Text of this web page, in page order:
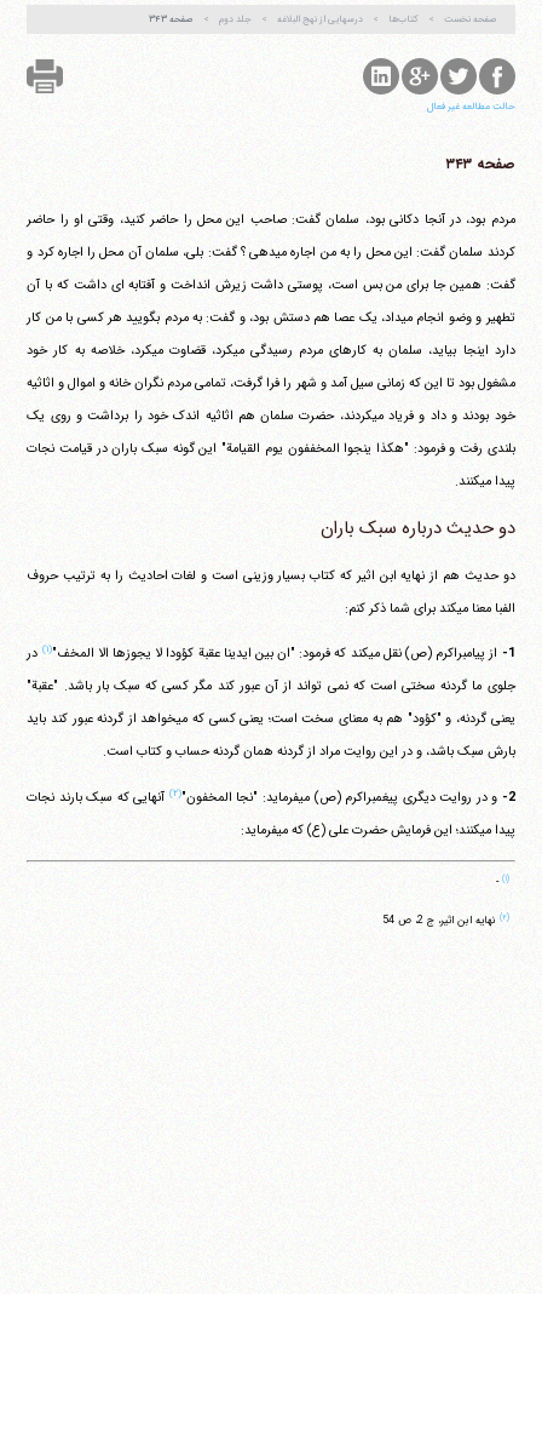
صفحه نخست کتاب‌ها درسهایی از نهج البلاغه جلد دوم صفحه ۳۴۳
حالت مطالعه غیر فعال
صفحه ۳۴۳
مردم بود، در آنجا دکانی بود، سلمان گفت: صاحب این محل را حاضر کنید، وقتی او را حاضر
کردند سلمان گفت: این محل را به من اجاره می‎دهی ؟ گفت: بلی، سلمان آن محل را اجاره کرد و
گفت: همین جا برای من بس است، پوستی داشت زیرش انداخت و آفتابه ای داشت که با آن
تطهیر و وضو انجام می‎داد، یک عصا هم دستش بود، و گفت: به مردم بگویید هر کسی با من کار
دارد اینجا بیاید، سلمان به کارهای مردم رسیدگی می‎کرد، قضاوت می‎کرد، خلاصه به کار خود
مشغول بود تا این که زمانی سیل آمد و شهر را فرا گرفت، تمامی مردم نگران خانه و اموال و اثاثیه
خود بودند و داد و فریاد می‎کردند، حضرت سلمان هم اثاثیه اندک خود را برداشت و روی یک
بلندی رفت و فرمود: "هکذا ینجوا المخففون یوم القیامة" این گونه سبک باران در قیامت نجات
پیدا می‎کنند.
دو حدیث درباره سبک باران
دو حدیث هم از نهایه ابن اثیر که کتاب بسیار وزینی است و لغات احادیث را به ترتیب حروف
الفبا معنا می‎کند برای شما ذکر کنم:
1- از پیامبراکرم (ص) نقل می‎کند که فرمود: "ان بین ایدینا عقبة کؤودا لا یجوزها الا المخف" (۱)
در
جلوی ما گردنه سختی است که نمی تواند از آن عبور کند مگر کسی که سبک بار باشد. "عقبة"
یعنی گردنه، و "کؤود" هم به معنای سخت است؛ یعنی کسی که می‎خواهد از گردنه عبور کند باید
بارش سبک باشد، و در این روایت مراد از گردنه همان گردنه حساب و کتاب است.
2- و در روایت دیگری پیغمبراکرم (ص) می‎فرماید: "نجا المخفون" (۲)
آنهایی که سبک بارند نجات
پیدا می‎کنند؛ این فرمایش حضرت علی (ع) که می‎فرماید:
(۱) -
(۲) نهایه ابن اثیر، ج 2، ص 54